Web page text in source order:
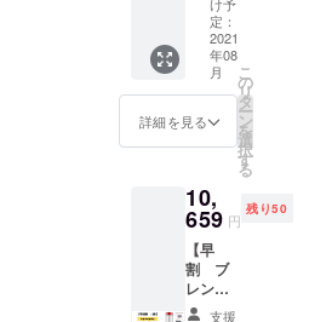
シリコ
ンプ
レップ
バッグ
×1 ・
BEVVO
ダー用
クリー
ニング
ブラシ
×1 ・
USB充
電ケー
売予定
価格：
12,540
→9,907
円 ・
BEVVO
ポータ
レン
ダー本
体×1 ・
BPAフ
リー・
シリコ
ン製氷
定：
2021
年08
月
詳細を見る
こ
の
リ
タ
ー
ン
を
選
択
す
る
10,
659 円
残り50
【早
割 ブ
レン
ダー一
支援